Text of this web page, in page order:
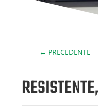
← PRECEDENTE